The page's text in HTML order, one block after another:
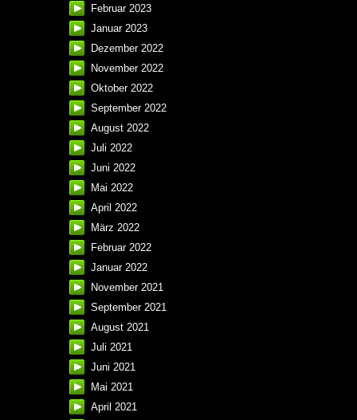
Februar 2023
Januar 2023
Dezember 2022
November 2022
Oktober 2022
September 2022
August 2022
Juli 2022
Juni 2022
Mai 2022
April 2022
März 2022
Februar 2022
Januar 2022
November 2021
September 2021
August 2021
Juli 2021
Juni 2021
Mai 2021
April 2021